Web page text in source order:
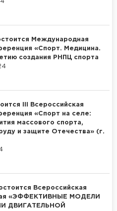
Международная
«Спорт. Медицина.
создания РНПЦ спорта
III Всероссийская
«Спорт на селе:
массового спорта,
и защите Отечества» (г.
Всероссийская
«ЭФФЕКТИВНЫЕ МОДЕЛИ
ДВИГАТЕЛЬНОЙ